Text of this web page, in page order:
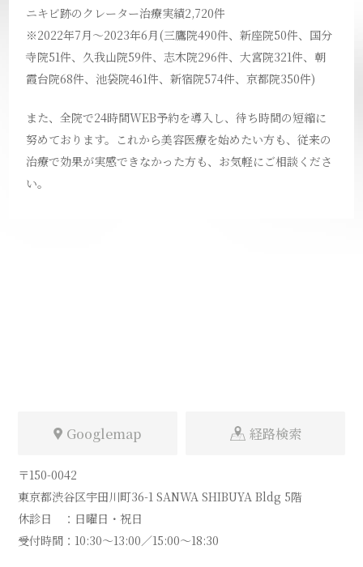
ニキビ跡のクレーター治療実績2,720件
※2022年7月～2023年6月(三鷹院490件、新座院50件、国分
寺院51件、久我山院59件、志木院296件、大宮院321件、朝
霞台院68件、池袋院461件、新宿院574件、京都院350件)
また、全院で24時間WEB予約を導入し、待ち時間の短縮に
努めております。これから美容医療を始めたい方も、従来の
治療で効果が実感できなかった方も、お気軽にご相談くださ
い。
Googlemap 経路検索
〒150-0042
東京都渋谷区宇田川町36-1 SANWA SHIBUYA Bldg 5階
休診日 ： 日曜日・祝日
受付時間： 10:30～13:00／15:00～18:30